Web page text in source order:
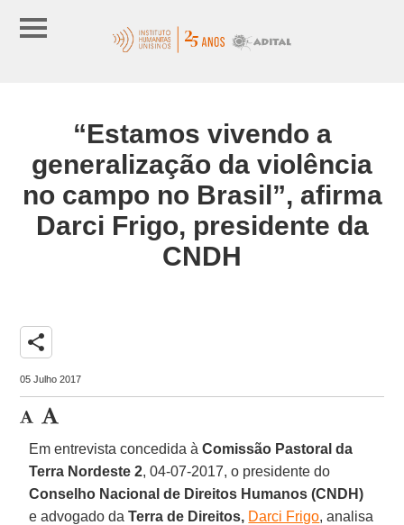
“Estamos vivendo a
generalização da violência
no campo no Brasil”, afirma
Darci Frigo, presidente da
CNDH
share
05 Julho 2017
Em entrevista concedida àComissão Pastoral da
Terra Nordeste 2, 04-07-2017, o presidente do
Conselho Nacional de Direitos Humanos (CNDH)
e advogado daTerra de Direitos, Darci Frigo, analisa